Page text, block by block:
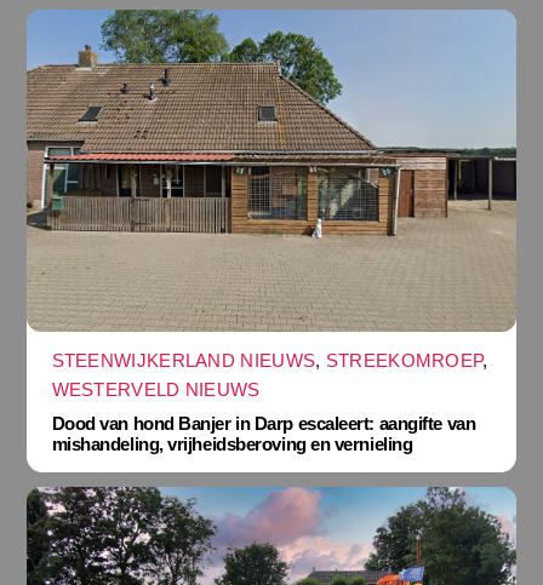
STEENWIJKERLAND NIEUWS, STREEKOMROEP,
WESTERVELD NIEUWS
Dood van hond Banjer in Darp escaleert: aangifte van
mishandeling, vrijheidsberoving en vernieling